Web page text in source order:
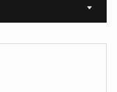
Sort